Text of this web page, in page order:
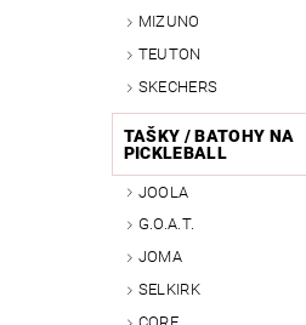
MIZUNO
TEUTON
SKECHERS
TAŠKY / BATOHY NA
PICKLEBALL
JOOLA
G.O.A.T.
JOMA
SELKIRK